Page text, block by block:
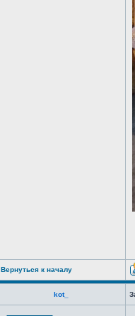
Вернуться к началу
kot_